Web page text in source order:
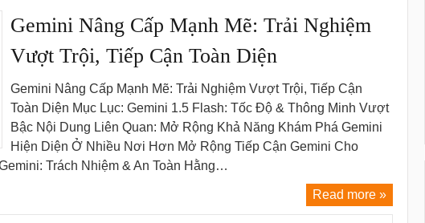
Gemini Nâng Cấp Mạnh Mẽ: Trải Nghiệm
Vượt Trội, Tiếp Cận Toàn Diện
Gemini Nâng Cấp Mạnh Mẽ: Trải Nghiệm Vượt Trội, Tiếp Cận
Toàn Diện Mục Lục: Gemini 1.5 Flash: Tốc Độ & Thông Minh Vượt
Bậc Nội Dung Liên Quan: Mở Rộng Khả Năng Khám Phá Gemini
Hiện Diện Ở Nhiều Nơi Hơn Mở Rộng Tiếp Cận Gemini Cho
Trách Nhiệm & An Toàn Hằng…
Read more »